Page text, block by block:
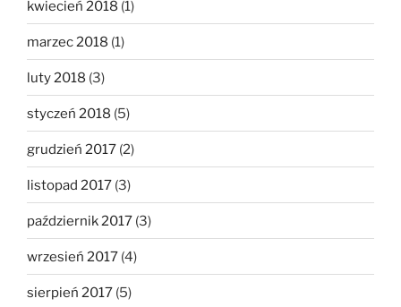
kwiecień 2018 (1)
marzec 2018 (1)
luty 2018 (3)
styczeń 2018 (5)
grudzień 2017 (2)
listopad 2017 (3)
październik 2017 (3)
wrzesień 2017 (4)
sierpień 2017 (5)